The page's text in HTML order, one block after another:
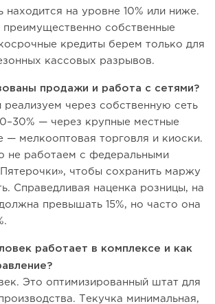
находится на уровне 10% или ниже.
собственные
кредиты берем только для
кассовых разрывов.
продажи и работа с сетями?
реализуем через собственную сеть
— через крупные местные
— мелкооптовая торговля и киоски.
не работаем с федеральными
чтобы сохранить маржу
Справедливая наценка розницы, на
превышать 15%, но часто она
работает в комплексе и как
Это оптимизированный штат для
Текучка минимальная,